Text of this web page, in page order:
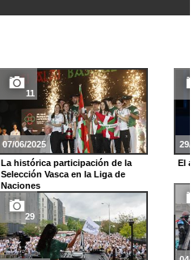
11
07/06/2025
La histórica participación de la
Selección Vasca en la Liga de
Naciones
29
29/
El